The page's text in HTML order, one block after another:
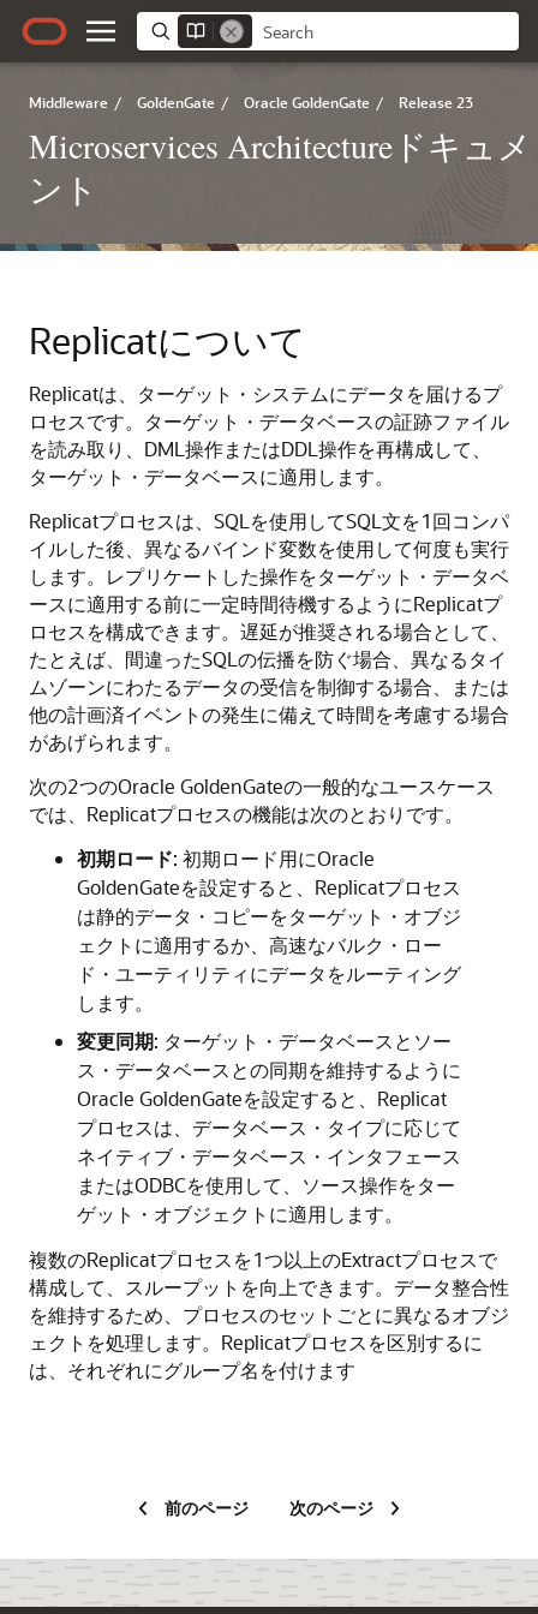
Middleware / GoldenGate / Oracle GoldenGate / Release 23
Microservices Architectureドキュメ
ント
Replicatについて
Replicatは、ターゲット・システムにデータを届けるプ
ロセスです。ターゲット・データベースの証跡ファイル
を読み取り、DML操作またはDDL操作を再構成して、
ターゲット・データベースに適用します。
Replicatプロセスは、SQLを使用してSQL文を1回コンパ
イルした後、異なるバインド変数を使用して何度も実行
します。レプリケートした操作をターゲット・データベ
ースに適用する前に一定時間待機するようにReplicatプ
ロセスを構成できます。遅延が推奨される場合として、
たとえば、間違ったSQLの伝播を防ぐ場合、異なるタイ
ムゾーンにわたるデータの受信を制御する場合、または
他の計画済イベントの発生に備えて時間を考慮する場合
があげられます。
次の2つのOracle GoldenGateの一般的なユースケース
では、Replicatプロセスの機能は次のとおりです。
初期ロード: 初期ロード用にOracle
GoldenGateを設定すると、Replicatプロセス
は静的データ・コピーをターゲット・オブジ
ェクトに適用するか、高速なバルク・ロー
ド・ユーティリティにデータをルーティング
します。
変更同期: ターゲット・データベースとソー
ス・データベースとの同期を維持するように
Oracle GoldenGateを設定すると、Replicat
プロセスは、データベース・タイプに応じて
ネイティブ・データベース・インタフェース
またはODBCを使用して、ソース操作をター
ゲット・オブジェクトに適用します。
複数のReplicatプロセスを1つ以上のExtractプロセスで
構成して、スループットを向上できます。データ整合性
を維持するため、プロセスのセットごとに異なるオブジ
ェクトを処理します。Replicatプロセスを区別するに
は、それぞれにグループ名を付けます
前のページ 次のページ